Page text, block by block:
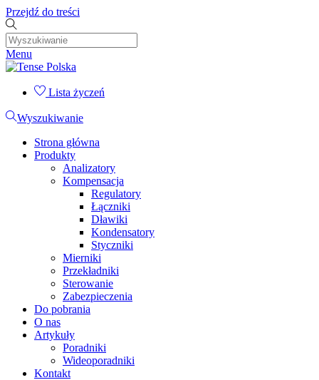
Przejdź do treści
Menu
Lista życzeń
Wyszukiwanie
Strona główna
Produkty
Analizatory
Kompensacja
Regulatory
Łączniki
Dławiki
Kondensatory
Styczniki
Mierniki
Przekładniki
Sterowanie
Zabezpieczenia
Do pobrania
O nas
Artykuły
Poradniki
Wideoporadniki
Kontakt